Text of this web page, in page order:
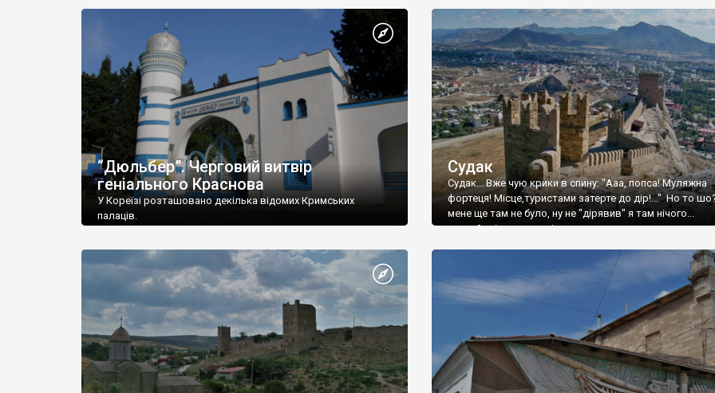
“Дюльбер”. Черговий витвір
геніального Краснова
У Кореїзі розташовано декілька відомих Кримських
палаців.
Судак
Судак... Вже чую крики в спину: "Ааа, попса! Муляжна
фортеця! Місце,туристами затерте до дір!..." Но то
мене ще там не було, ну не "дірявив" я там нічого...
принаймні до цього літа.